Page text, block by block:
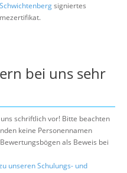
signiertes
bei uns sehr
schriftlich vor! Bitte beachten
keine Personennamen
als Beweis bei
unseren Schulungs- und